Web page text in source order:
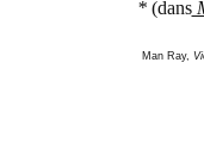
*(dans
Man Ray,